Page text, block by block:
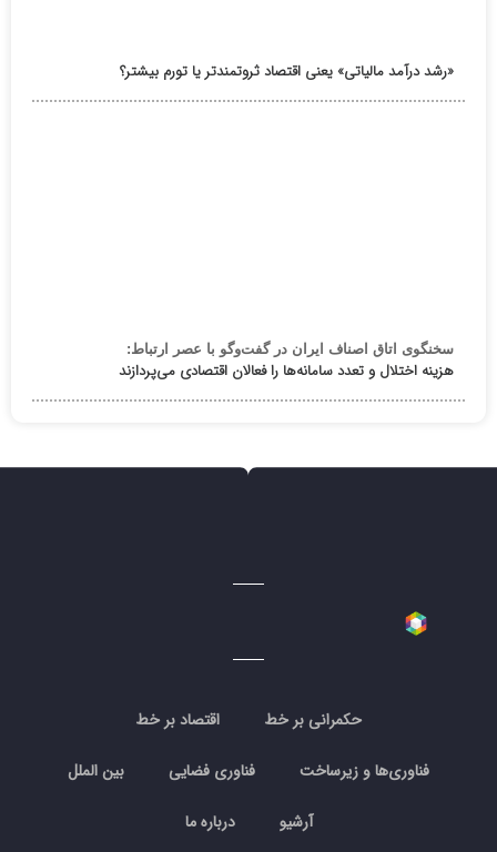
«رشد درآمد مالیاتی» یعنی اقتصاد ثروتمندتر یا تورم بیشتر؟
سخنگوی اتاق اصناف ایران در گفت‌وگو با عصر ارتباط:
هزینه اختلال و تعدد سامانه‌ها را فعالان اقتصادی می‌پردازند
حکمرانی بر خط اقتصاد بر خط
فناوری‌ها و زیرساخت فناوری فضایی بین الملل
آرشیو درباره ما